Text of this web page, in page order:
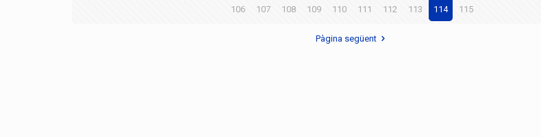
106 107 108 109 110 111 112 113 114 115
Pàgina següent